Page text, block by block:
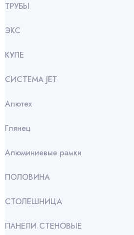
ТРУБЫ
ЭКС
КУПЕ
СИСТЕМА JET
Алютех
Глянец
Алюминиевые рамки
ПОЛОВИНА
СТОЛЕШНИЦА
ПАНЕЛИ СТЕНОВЫЕ